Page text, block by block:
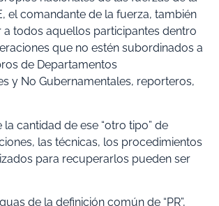
el comandante de la fuerza, también
a todos aquellos participantes dentro
que no estén subordinados a
de Departamentos
y No Gubernamentales, reporteros,
cantidad de ese “otro tipo” de
las técnicas, los procedimientos
para recuperarlos pueden ser
de la definición común de “PR”,